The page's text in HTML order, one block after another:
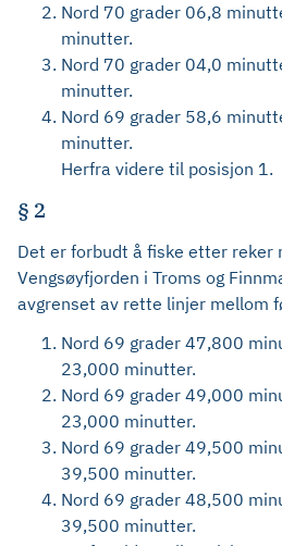
Nord 70 grader 06,8
minutter.
Nord 70 grader 04,0
minutter.
Nord 69 grader 58,6
minutter.
Herfra videre til posisjon 1.
§ 2
Det er forbudt å fiske etter reker
Vengsøyfjorden i Troms og
avgrenset av rette linjer mellom
Nord 69 grader 47,800
23,000 minutter.
Nord 69 grader 49,000
23,000 minutter.
Nord 69 grader 49,500
39,500 minutter.
Nord 69 grader 48,500
39,500 minutter.